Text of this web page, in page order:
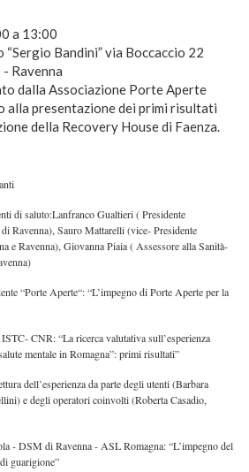
a 13:00
“Sergio Bandini” via Boccaccio 22
Ravenna
dalla Associazione Porte Aperte
alla presentazione dei primi risultati
della Recovery House di Faenza.
di saluto:Lanfranco Gualtieri ( Presidente
Ravenna), Sauro Mattarelli (vice- Presidente
e Ravenna), Giovanna Piaia ( Assessore alla Sanità-
“Porte Aperte“: “L’impegno di Porte Aperte per la
CNR: “La ricerca valutativa sull’esperienza
mentale in Romagna”: primi risultati”
dell’esperienza da parte degli utenti (Barbara
e degli operatori coinvolti (Roberta Casadio,
- DSM di Ravenna - ASL Romagna: “L’impegno del
guarigione”